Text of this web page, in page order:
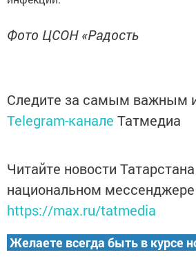
Фото ЦСОН «Радость
Следите за самым важным
Telegram-канале Татмедиа
Читайте новости
национальном
https://max.ru/tatmedia
Желаете всегда быть в курсе